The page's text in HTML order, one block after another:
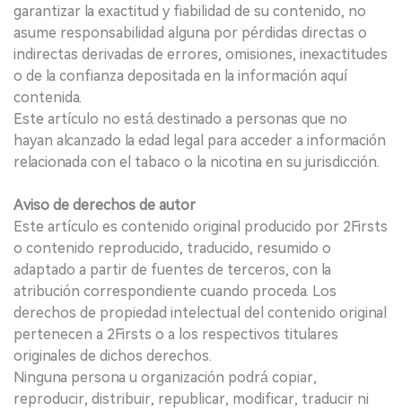
garantizar la exactitud y fiabilidad de su contenido, no
asume responsabilidad alguna por pérdidas directas o
indirectas derivadas de errores, omisiones, inexactitudes
o de la confianza depositada en la información aquí
contenida.
Este artículo no está destinado a personas que no
hayan alcanzado la edad legal para acceder a información
relacionada con el tabaco o la nicotina en su jurisdicción.
Aviso de derechos de autor
Este artículo es contenido original producido por 2Firsts
o contenido reproducido, traducido, resumido o
adaptado a partir de fuentes de terceros, con la
atribución correspondiente cuando proceda. Los
derechos de propiedad intelectual del contenido original
pertenecen a 2Firsts o a los respectivos titulares
originales de dichos derechos.
Ninguna persona u organización podrá copiar,
reproducir, distribuir, republicar, modificar, traducir ni